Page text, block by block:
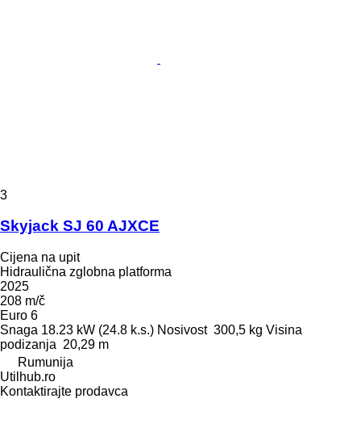
3
Skyjack SJ 60 AJXCE
Cijena na upit
Hidraulična zglobna platforma
2025
208 m/č
Euro 6
Snaga 18.23 kW (24.8 k.s.) Nosivost 300,5 kg Visina
podizanja 20,29 m
Rumunija
Utilhub.ro
Kontaktirajte prodavca